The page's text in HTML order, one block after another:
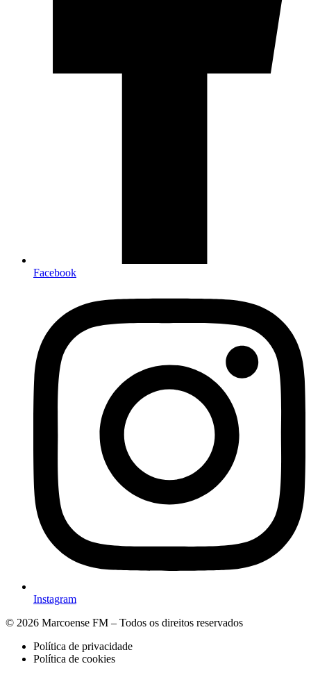
Facebook
Instagram
© 2026 Marcoense FM – Todos os direitos reservados
Política de privacidade
Política de cookies